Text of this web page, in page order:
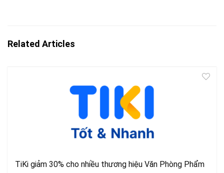
Related Articles
TiKi giảm 30% cho nhiều thương hiệu Văn Phòng Phẩm